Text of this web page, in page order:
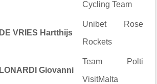
Cycling Team
DE VRIES Hartthijs
Unibet Rose
Rockets
LONARDI Giovanni
Team Polti
VisitMalta